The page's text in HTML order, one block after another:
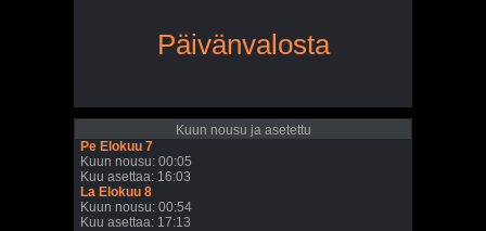
Päivänvalosta
Kuun nousu ja asetettu
Pe Elokuu 7
Kuun nousu: 00:05
Kuu asettaa: 16:03
La Elokuu 8
Kuun nousu: 00:54
Kuu asettaa: 17:13